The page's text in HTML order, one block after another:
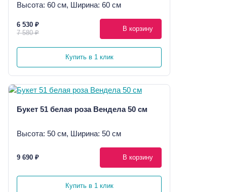
Высота: 60 см, Ширина: 60 см
6 530 ₽
7 580 ₽
В корзину
Купить в 1 клик
Букет 51 белая роза Вендела 50 см
Высота: 50 см, Ширина: 50 см
9 690 ₽ В корзину
Купить в 1 клик